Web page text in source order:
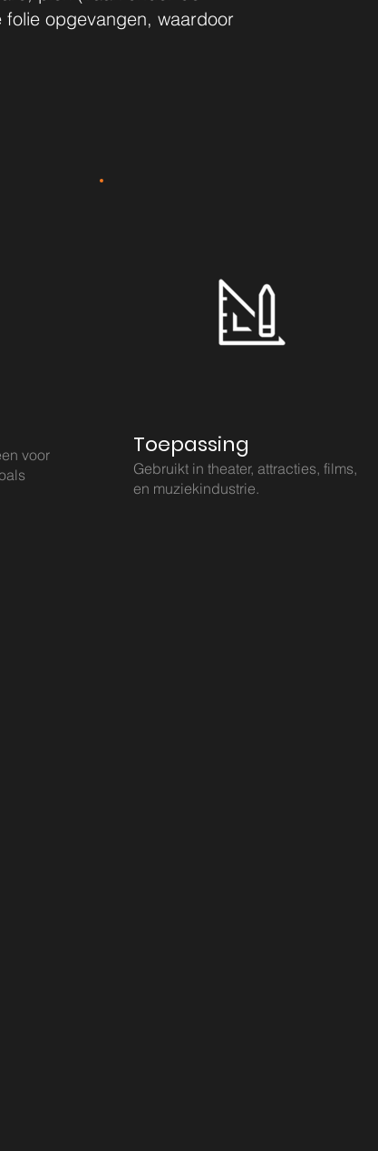
opgevangen, waardoor
voor
Toepassing
Gebruikt in theater, attracties, films,
en muziekindustrie.